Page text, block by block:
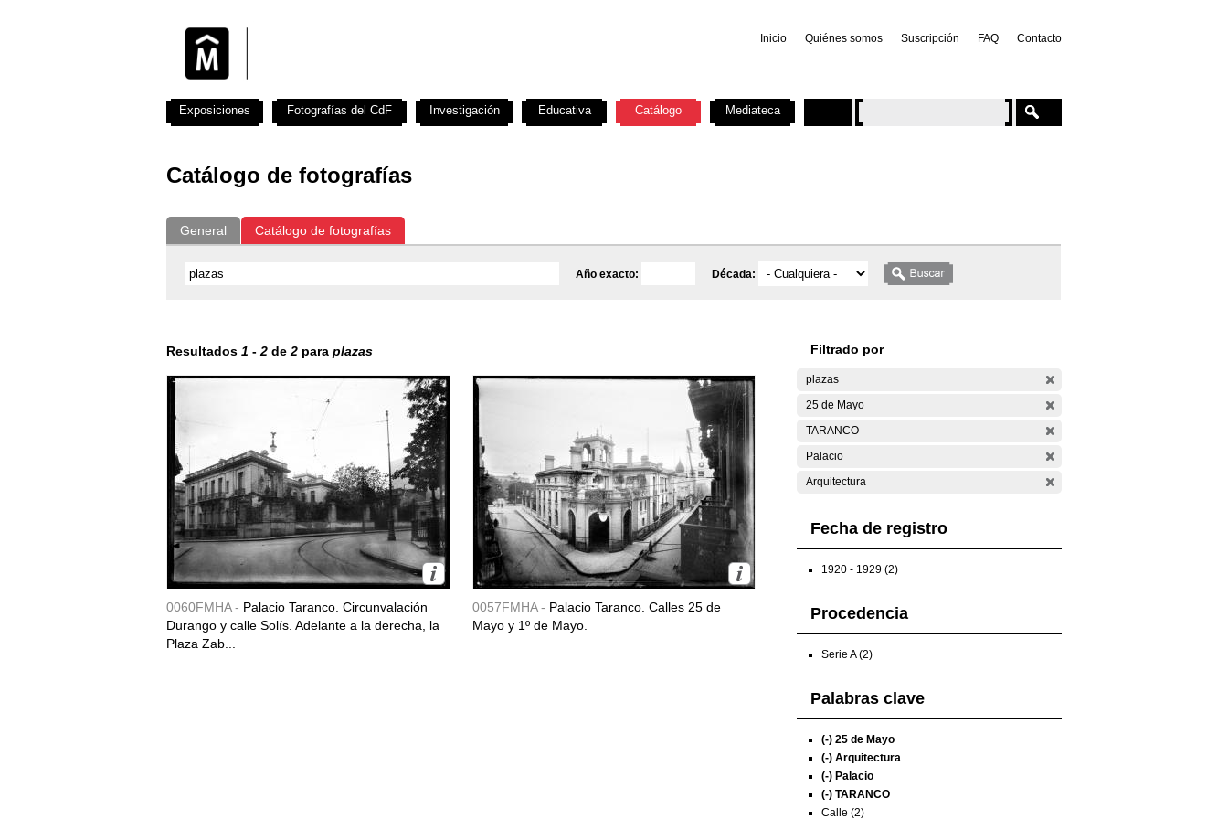
Inicio Quiénes somos Suscripción FAQ Contacto
Catálogo de fotografías
General Catálogo de fotografías
Año exacto: Década:
Resultados 1 - 2 de 2 para plazas
0060FMHA - Palacio Taranco. Circunvalación
Durango y calle Solís. Adelante a la derecha, la
Plaza Zab...
0057FMHA - Palacio Taranco. Calles 25 de
Mayo y 1º de Mayo.
Filtrado por
plazas
25 de Mayo
TARANCO
Palacio
Arquitectura
Fecha de registro
1920 - 1929 (2)
Procedencia
Serie A (2)
Palabras clave
(-) 25 de Mayo
(-) Arquitectura
(-) Palacio
(-) TARANCO
Calle (2)
Exposiciones Fotografías del CdF Investigación Educativa Catálogo Mediateca